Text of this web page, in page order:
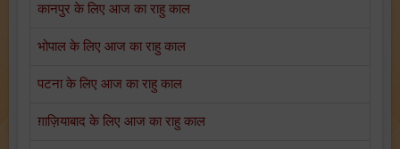
कानपुर के लिए आज का राहु काल
भोपाल के लिए आज का राहु काल
पटना के लिए आज का राहु काल
ग़ाज़ियाबाद के लिए आज का राहु काल